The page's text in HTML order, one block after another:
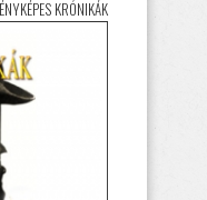
KRÓNIKÁK